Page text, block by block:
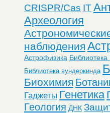
CRISPR/Cas IT
Археология
наблюдения
Астрофизика Библиотека
Библиотека вундеркинда
Биохимия
Гаджеты Генетика
Геология ДНК